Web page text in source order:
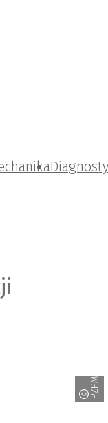
PZPM